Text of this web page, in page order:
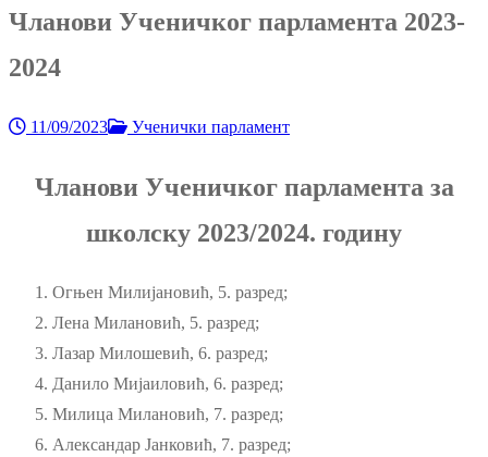
Чланови Ученичког парламента 2023-
2024
11/09/2023 Ученички парламент
Чланови Ученичког парламента за
школску 2023/2024. годину
Огњен Милијановић, 5. разред;
Лена Милановић, 5. разред;
Лазар Милошевић, 6. разред;
Данило Мијаиловић, 6. разред;
Милица Милановић, 7. разред;
Александар Јанковић, 7. разред;